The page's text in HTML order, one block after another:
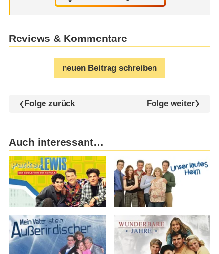
Reviews & Kommentare
neuen Beitrag schreiben
Folge zurück Folge weiter
Auch interessant…